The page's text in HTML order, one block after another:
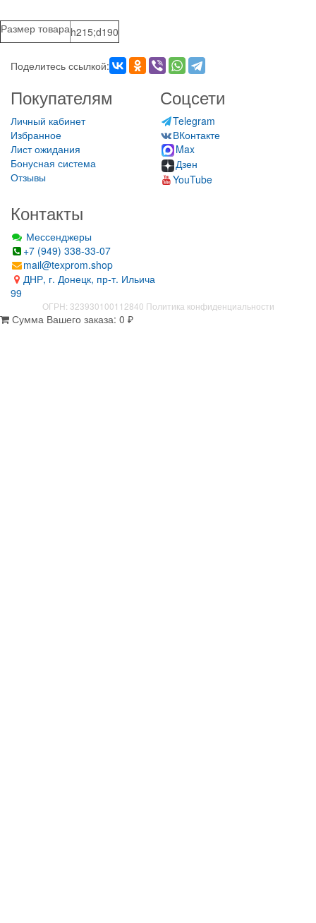
Размер товараh215;d190
Поделитесь ссылкой:
Покупателям
Личный кабинет
Избранное
Лист ожидания
Бонусная система
Отзывы
Соцсети
Telegram
ВКонтакте
Max
Дзен
YouTube
Контакты
Мессенджеры
+7 (949) 338-33-07
mail@texprom.shop
ДНР, г. Донецк, пр-т. Ильича
99
ОГРН: 323930100112840 Политика конфиденциальности
Сумма Вашего заказа: 0 ₽